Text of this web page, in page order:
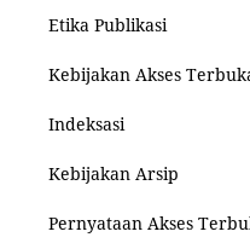
Etika Publikasi
Kebijakan Akses
Indeksasi
Kebijakan Arsip
Pernyataan Akses